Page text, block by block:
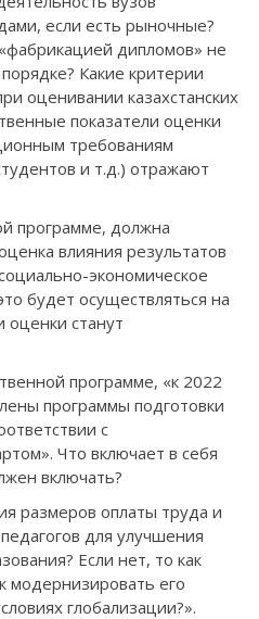
если есть рыночные?
дипломов» не
Какие критерии
оценивании казахстанских
показатели оценки
требованиям
и т.д.) отражают
программе, должна
влияния результатов
экономическое
будет осуществляться на
оценки станут
программе, «к 2022
программы подготовки
с
Что включает в себя
включать?
размеров оплаты труда и
для улучшения
Если нет, то как
модернизировать его
глобализации?».